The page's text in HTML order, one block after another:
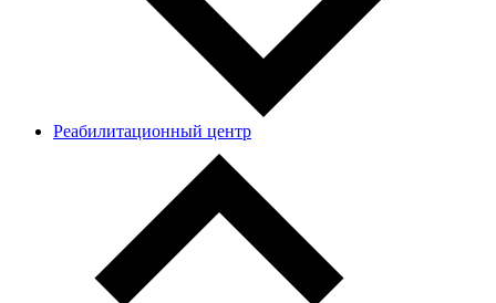
Реабилитационный центр